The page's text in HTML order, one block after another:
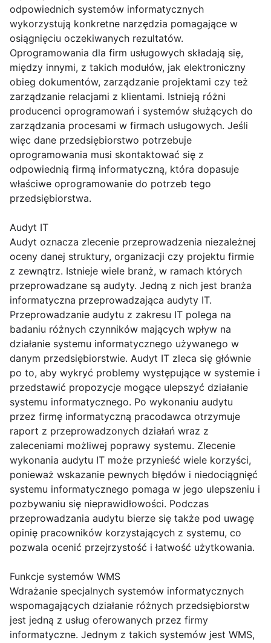
odpowiednich systemów informatycznych
wykorzystują konkretne narzędzia pomagające w
osiągnięciu oczekiwanych rezultatów.
Oprogramowania dla firm usługowych składają się,
między innymi, z takich modułów, jak elektroniczny
obieg dokumentów, zarządzanie projektami czy też
zarządzanie relacjami z klientami. Istnieją różni
producenci oprogramowań i systemów służących do
zarządzania procesami w firmach usługowych. Jeśli
więc dane przedsiębiorstwo potrzebuje
oprogramowania musi skontaktować się z
odpowiednią firmą informatyczną, która dopasuje
właściwe oprogramowanie do potrzeb tego
przedsiębiorstwa.
Audyt IT
Audyt oznacza zlecenie przeprowadzenia niezależnej
oceny danej struktury, organizacji czy projektu firmie
z zewnątrz. Istnieje wiele branż, w ramach których
przeprowadzane są audyty. Jedną z nich jest branża
informatyczna przeprowadzająca audyty IT.
Przeprowadzanie audytu z zakresu IT polega na
badaniu różnych czynników mających wpływ na
działanie systemu informatycznego używanego w
danym przedsiębiorstwie. Audyt IT zleca się głównie
po to, aby wykryć problemy występujące w systemie i
przedstawić propozycje mogące ulepszyć działanie
systemu informatycznego. Po wykonaniu audytu
przez firmę informatyczną pracodawca otrzymuje
raport z przeprowadzonych działań wraz z
zaleceniami możliwej poprawy systemu. Zlecenie
wykonania audytu IT może przynieść wiele korzyści,
ponieważ wskazanie pewnych błędów i niedociągnięć
systemu informatycznego pomaga w jego ulepszeniu i
pozbywaniu się nieprawidłowości. Podczas
przeprowadzania audytu bierze się także pod uwagę
opinię pracowników korzystających z systemu, co
pozwala ocenić przejrzystość i łatwość użytkowania.
Funkcje systemów WMS
Wdrażanie specjalnych systemów informatycznych
wspomagających działanie różnych przedsiębiorstw
jest jedną z usług oferowanych przez firmy
informatyczne. Jednym z takich systemów jest WMS,